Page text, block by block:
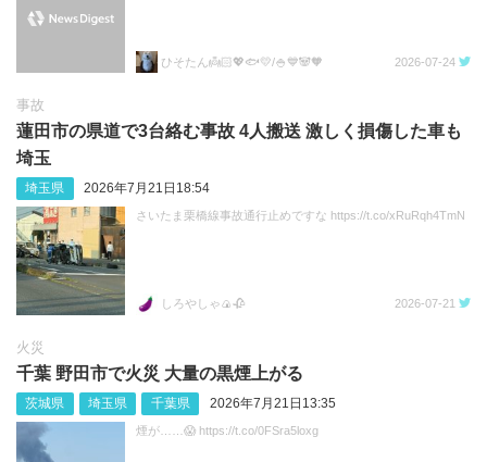
ひそたん👼🏻💖🐟️💛/🍚💙🐼🧡 2026-07-24
事故
蓮田市の県道で3台絡む事故 4人搬送 激しく損傷した車も
埼玉
埼玉県 2026年7月21日18:54
さいたま栗橋線事故通行止めですな https://t.co/xRuRqh4TmN
しろやしゃ🍙🥀 2026-07-21
火災
千葉 野田市で火災 大量の黒煙上がる
茨城県 埼玉県 千葉県 2026年7月21日13:35
煙が……😱 https://t.co/0FSra5loxg